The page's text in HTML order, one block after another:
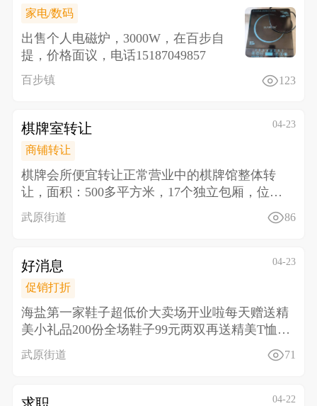
家电/数码
出售个人电磁炉，3000W，在百步自
提，价格面议，电话15187049857
百步镇 123
棋牌室转让 04-23
商铺转让
棋牌会所便宜转让正常营业中的棋牌馆整体转
让， 面积：500多平方米，17个独立包厢，位置
好，停车方
武原街道 86
好消息 04-23
促销打折
海盐第一家鞋子超低价大卖场开业啦 每天赠送精
美小礼品200份全场鞋子99元两双再送精美T恤一
件或洗
武原街道 71
04-22